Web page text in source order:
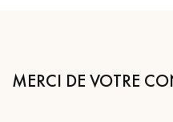
MERCI DE VOTRE